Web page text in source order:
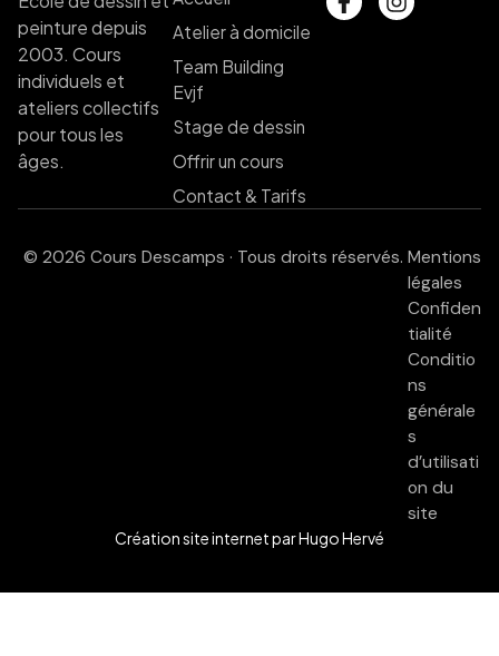
peinture depuis
2003. Cours
individuels et
ateliers collectifs
pour tous les
âges.
Atelier à domicile
Team Building
Evjf
Stage de dessin
Offrir un cours
Contact & Tarifs
© 2026 Cours Descamps · Tous droits réservés. Mentions
légales
Confiden
tialité
Conditio
ns
générale
s
d’utilisati
on du
site
Création site internetpar Hugo Hervé